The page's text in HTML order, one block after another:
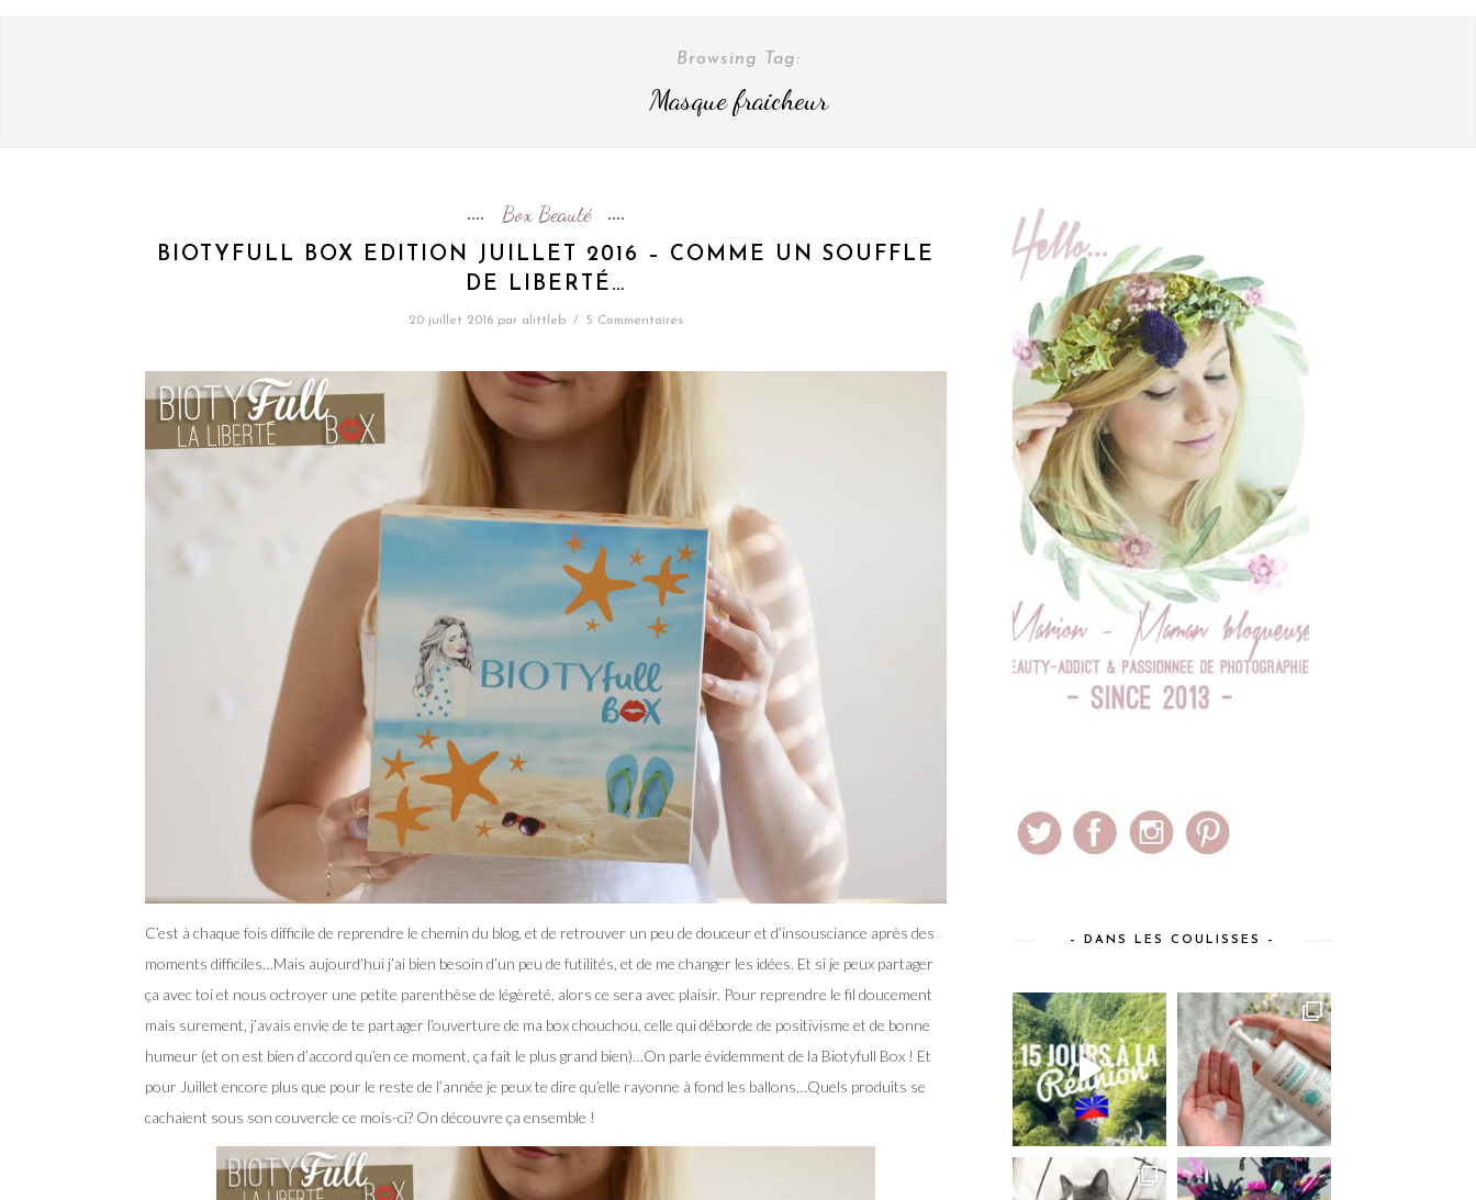
Browsing Tag:
Masque fraicheur
Box Beauté
BIOTYFULL BOX EDITION JUILLET 2016 – COMME UN SOUFFLE
DE LIBERTÉ…
20 juillet 2016 par alittleb / 5 Commentaires
C’est à chaque fois difficile de reprendre le chemin du blog, et de retrouver un peu de douceur et d’insousciance après des
moments difficiles…Mais aujourd’hui j’ai bien besoin d’un peu de futilités, et de me changer les idées. Et si je peux partager
ça avec toi et nous octroyer une petite parenthèse de légèreté, alors ce sera avec plaisir. Pour reprendre le fil doucement
mais surement, j’avais envie de te partager l’ouverture de ma box chouchou, celle qui déborde de positivisme et de bonne
humeur (et on est bien d’accord qu’en ce moment, ça fait le plus grand bien)…On parle évidemment de la Biotyfull Box ! Et
pour Juillet encore plus que pour le reste de l’année je peux te dire qu’elle rayonne à fond les ballons…Quels produits se
cachaient sous son couvercle ce mois-ci? On découvre ça ensemble !
– DANS LES COULISSES –